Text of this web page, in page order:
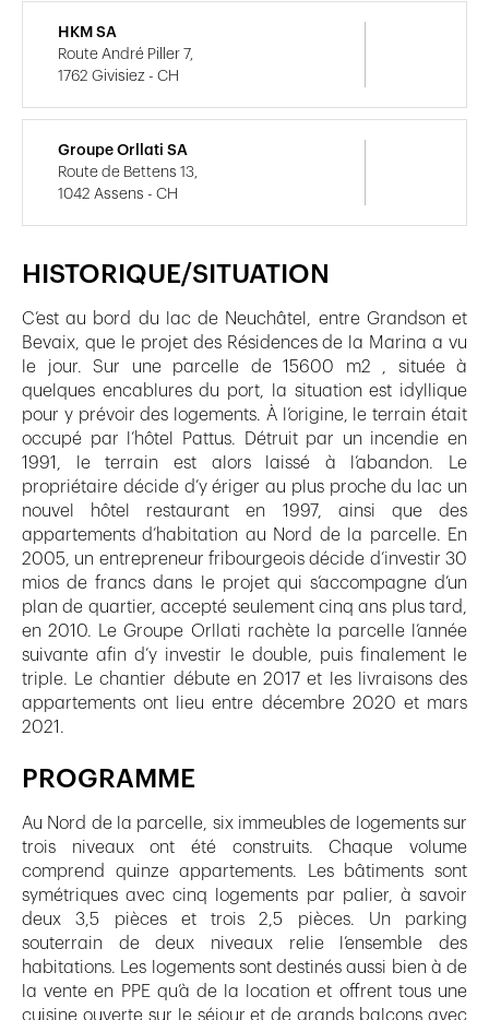
HISTORIQUE/SITUATION
C’est au bord du lac de Neuchâtel, entre Grandson et
Bevaix, que le projet des Résidences de la Marina a vu
le jour. Sur une parcelle de 15600 m2 , située à
quelques encablures du port, la situation est idyllique
pour y prévoir des logements. À l’origine, le terrain était
occupé par l’hôtel Pattus. Détruit par un incendie en
1991, le terrain est alors laissé à l’abandon. Le
propriétaire décide d’y ériger au plus proche du lac un
nouvel hôtel restaurant en 1997, ainsi que des
appartements d’habitation au Nord de la parcelle. En
2005, un entrepreneur fribourgeois décide d’investir 30
mios de francs dans le projet qui s’accompagne d’un
plan de quartier, accepté seulement cinq ans plus tard,
en 2010. Le Groupe Orllati rachète la parcelle l’année
suivante afin d’y investir le double, puis finalement le
triple. Le chantier débute en 2017 et les livraisons des
appartements ont lieu entre décembre 2020 et mars
2021.
PROGRAMME
Au Nord de la parcelle, six immeubles de logements sur
trois niveaux ont été construits. Chaque volume
comprend quinze appartements. Les bâtiments sont
symétriques avec cinq logements par palier, à savoir
deux 3,5 pièces et trois 2,5 pièces. Un parking
souterrain de deux niveaux relie l’ensemble des
habitations. Les logements sont destinés aussi bien à de
la vente en PPE qu’à de la location et offrent tous une
cuisine ouverte sur le séjour et de grands balcons avec
HKM SA
Route André Piller 7,
1762 Givisiez - CH
Groupe Orllati SA
Route de Bettens 13,
1042 Assens - CH